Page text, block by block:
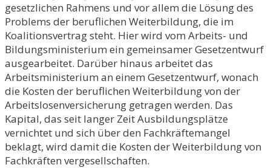
gesetzlichen Rahmens und vor allem die Lösung des
Problems der beruflichen Weiterbildung, die im
Koalitionsvertrag steht. Hier wird vom Arbeits- und
Bildungsministerium ein gemeinsamer Gesetzentwurf
ausgearbeitet. Darüber hinaus arbeitet das
Arbeitsministerium an einem Gesetzentwurf, wonach
die Kosten der beruflichen Weiterbildung von der
Arbeitslosenversicherung getragen werden. Das
Kapital, das seit langer Zeit Ausbildungsplätze
vernichtet und sich über den Fachkräftemangel
beklagt, wird damit die Kosten der Weiterbildung von
Fachkräften vergesellschaften.